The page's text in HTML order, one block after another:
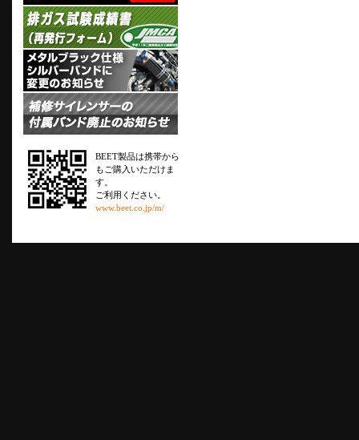
BEET製品は携帯から
もご購入いただけま
す。
ご利用ください。
www.beet.co.jp/m/